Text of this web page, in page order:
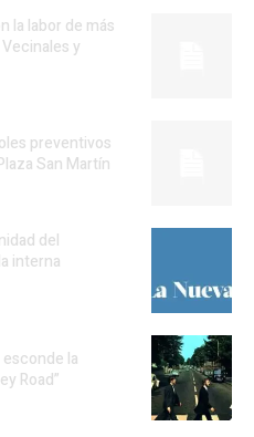
la labor de más
y
preventivos
San Martín
del
interna
la
Road”